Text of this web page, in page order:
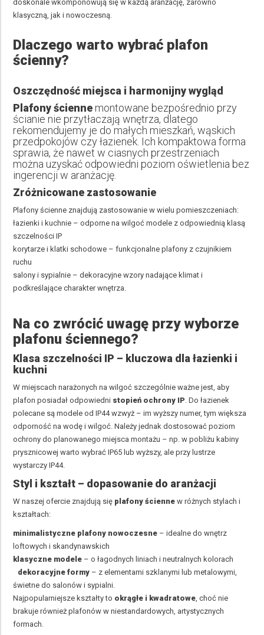
doskonale wkomponowują się w każdą aranżację, zarówno
klasyczną, jak i nowoczesną.
Dlaczego warto wybrać plafon
ścienny?
Oszczędność miejsca i harmonijny wygląd
Plafony ścienne montowane bezpośrednio przy
ścianie nie przytłaczają wnętrza, dlatego
rekomendujemy je do małych mieszkań, wąskich
przedpokojów czy łazienek. Ich kompaktowa forma
sprawia, że nawet w ciasnych przestrzeniach
można uzyskać odpowiedni poziom oświetlenia bez
ingerencji w aranżację.
Zróżnicowane zastosowanie
Plafony ścienne znajdują zastosowanie w wielu pomieszczeniach:
łazienki i kuchnie – odporne na wilgoć modele z odpowiednią klasą
szczelności IP
korytarze i klatki schodowe – funkcjonalne plafony z czujnikiem
ruchu
salony i sypialnie – dekoracyjne wzory nadające klimat i
podkreślające charakter wnętrza.
Na co zwrócić uwagę przy wyborze
plafonu ściennego?
Klasa szczelności IP – kluczowa dla łazienki i
kuchni
W miejscach narażonych na wilgoć szczególnie ważne jest, aby
plafon posiadał odpowiedni stopień ochrony IP . Do łazienek
polecane są modele od IP44 wzwyż – im wyższy numer, tym większa
odporność na wodę i wilgoć. Należy jednak dostosować poziom
ochrony do planowanego miejsca montażu – np. w pobliżu kabiny
prysznicowej warto wybrać IP65 lub wyższy, ale przy lustrze
wystarczy IP44.
Styl i kształt – dopasowanie do aranżacji
W naszej ofercie znajdują się plafony ścienne w różnych stylach i
kształtach:
minimalistyczne plafony nowoczesne – idealne do wnętrz
loftowych i skandynawskich
klasyczne modele – o łagodnych liniach i neutralnych kolorach
dekoracyjne formy – z elementami szklanymi lub metalowymi,
świetne do salonów i sypialni.
Najpopularniejsze kształty to okrągłe i kwadratowe , choć nie
brakuje również plafonów w niestandardowych, artystycznych
formach.